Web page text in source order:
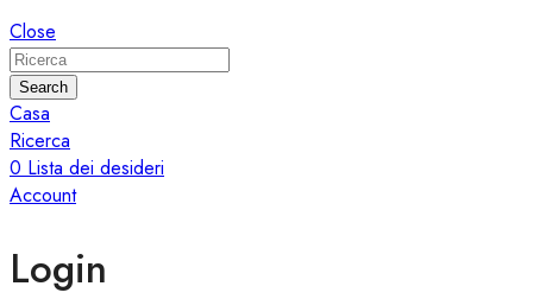
Close
Search
Casa
Ricerca
0 Lista dei desideri
Account
Login